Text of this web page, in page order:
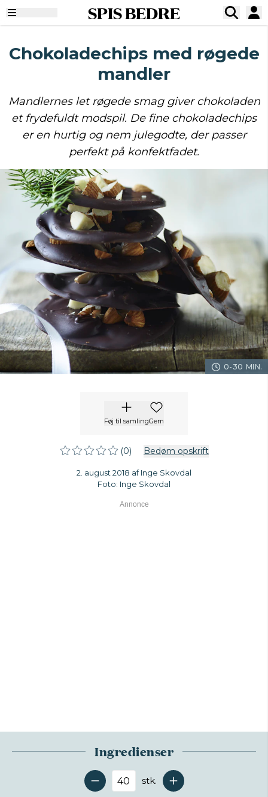
SPIS BEDRE
Chokoladechips med røgede
mandler
Mandlernes let røgede smag giver chokoladen
et frydefuldt modspil. De fine chokoladechips
er en hurtig og nem julegodte, der passer
perfekt på konfektfadet.
0-30 MIN.
Føj til samlingGem
(0) Bedøm opskrift
2. august 2018 af Inge Skovdal
Foto: Inge Skovdal
Ingredienser
Antal serveringer
stk.